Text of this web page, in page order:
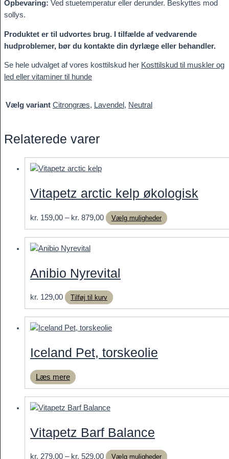
Opbevaring: Ved stuetemperatur eller derunder. Beskyttes mod
sollys.
Produktet er til udvortes brug. I tilfælde af vedvarende
hudproblemer, bør du kontakte din dyrlæge eller behandler.
Se hele udvalget af vores kosttilskud her Kosttilskud til muskler og
led eller vitaminer til hunde
Vælg variant Citrongræs, Lavendel , Neutral
Relaterede varer
Vitapetz arctic kelp økologisk
kr. 159,00 – kr. 879,00Prisinterval:
kr. 159,00
Vælg muligheder
Dette
vare
på
Anibio Nyrevital
kr. 129,00 Tilføj til kurv
Iceland Pet, torskeolie
Læs mere
Vitapetz Barf Balance
kr. 279,00 – kr. 529,00Prisinterval:
Vælg muligheder
Dette